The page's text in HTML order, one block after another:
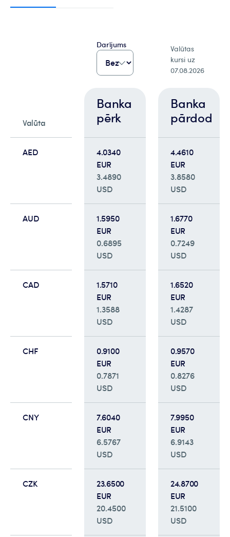
Darījums
Valūtas
kursi uz
07.08.2026
Valūta
Banka
pērk
Banka
pārdod
AED
4.0340
EUR
3.4890
USD
4.4610
EUR
3.8580
USD
AUD
1.5950
EUR
0.6895
USD
1.6770
EUR
0.7249
USD
CAD
1.5710
EUR
1.3588
USD
1.6520
EUR
1.4287
USD
CHF
0.9100
EUR
0.7871
USD
0.9570
EUR
0.8276
USD
CNY
7.6040
EUR
6.5767
USD
7.9950
EUR
6.9143
USD
CZK
23.6500
EUR
20.4500
USD
24.8700
EUR
21.5100
USD